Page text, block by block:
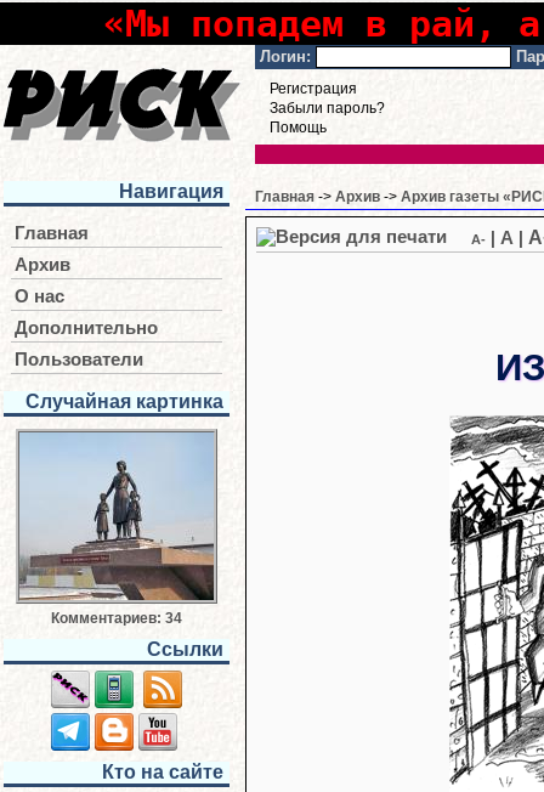
«Мы попадем в рай,
Логин:
Регистрация
Забыли пароль?
Помощь
Навигация
Главная
Архив
О нас
Дополнительно
Пользователи
Случайная картинка
Комментариев: 34
Ссылки
Кто на сайте
Главная -> Архив -> Архив газеты
A- A